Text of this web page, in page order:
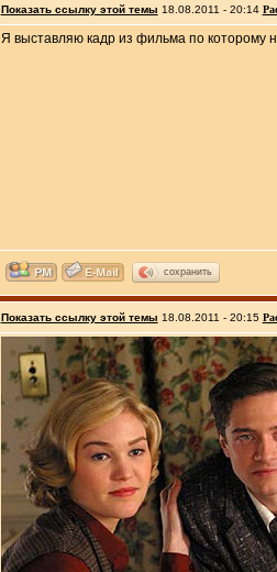
Показать ссылку этой темы 18.08.2011 - 20:14
Я выставляю кадр из фильма по которому
сохранить
Показать ссылку этой темы 18.08.2011 - 20:15